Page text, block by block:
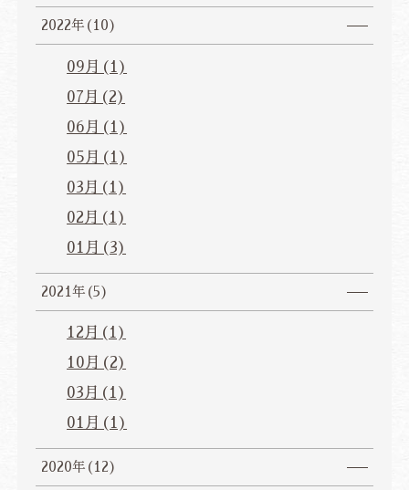
2022年(10)
09月(1)
07月(2)
06月(1)
05月(1)
03月(1)
02月(1)
01月(3)
2021年(5)
12月(1)
10月(2)
03月(1)
01月(1)
2020年(12)